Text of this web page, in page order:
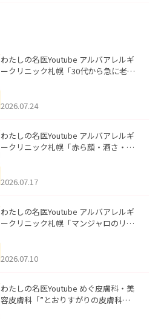
わたしの名医Youtube アルバアレルギ
ークリニック札幌「30代から急に老け
た。
2026.07.24
わたしの名医Youtube アルバアレルギ
ークリニック札幌「赤ら顔・酒さ・ニ
した。
2026.07.17
わたしの名医Youtube アルバアレルギ
ークリニック札幌「マンジャロのリア
た。
2026.07.10
わたしの名医Youtube めぐ皮膚科・美
容皮膚科「”とおりすがりの皮膚科